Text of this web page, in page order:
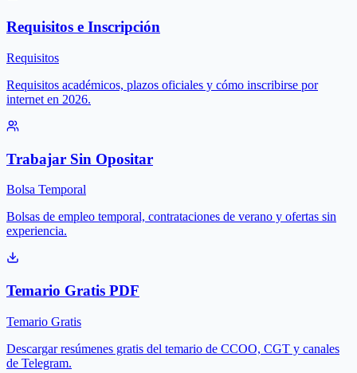
Requisitos e Inscripción
Requisitos
Requisitos académicos, plazos oficiales y cómo inscribirse por
internet en 2026.
Trabajar Sin Opositar
Bolsa Temporal
Bolsas de empleo temporal, contrataciones de verano y ofertas sin
experiencia.
Temario Gratis PDF
Temario Gratis
Descargar resúmenes gratis del temario de CCOO, CGT y canales
de Telegram.